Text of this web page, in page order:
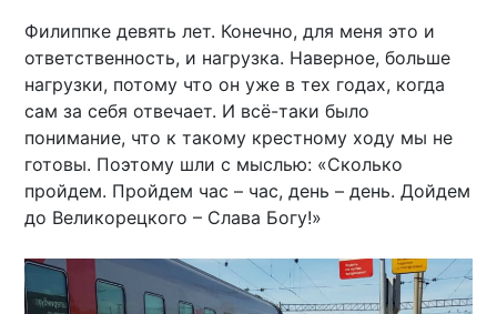
Филиппке девять лет. Конечно, для меня это и
ответственность, и нагрузка. Наверное, больше
нагрузки, потому что он уже в тех годах, когда
сам за себя отвечает. И всё-таки было
понимание, что к такому крестному ходу мы не
готовы. Поэтому шли с мыслью: «Сколько
пройдем. Пройдем час – час, день – день. Дойдем
до Великорецкого – Слава Богу!»